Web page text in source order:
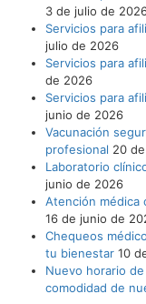
3 de julio de
Servicios para
julio de 2026
Servicios para
de 2026
Servicios para
junio de 2026
Vacunación
profesional 20
Laboratorio
junio de 2026
Atención médica
16 de junio de
Chequeos
tu bienestar 10
Nuevo horario
comodidad de